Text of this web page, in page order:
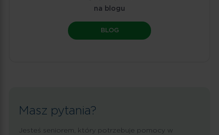
na blogu
BLOG
Masz pytania?
Jesteś seniorem, który potrzebuje pomocy w